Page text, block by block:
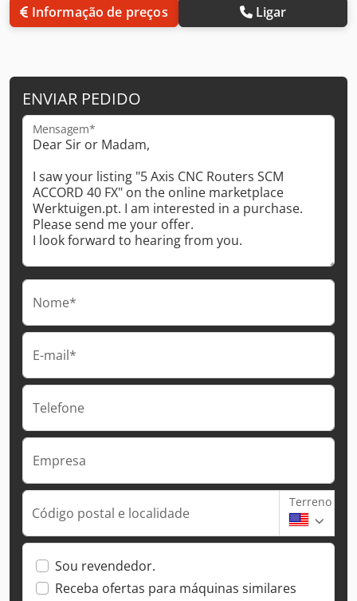
Informação de preços Ligar
ENVIAR PEDIDO
Mensagem*
Nome*
E-mail*
Telefone
Empresa
Código postal e localidade
Terreno
Sou revendedor.
Receba ofertas para máquinas similares